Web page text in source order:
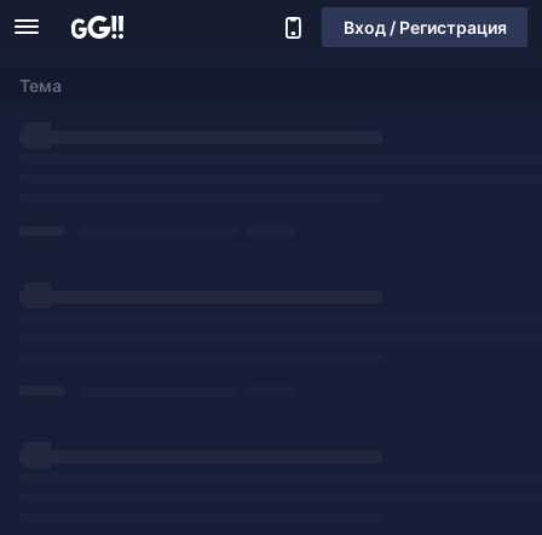
Вход / Регистрация
Тема